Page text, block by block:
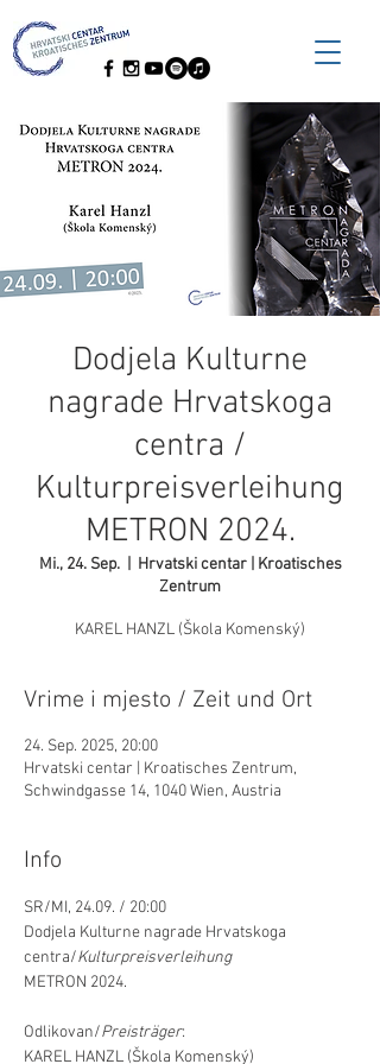
Dodjela Kulturne
nagrade Hrvatskoga
centra /
Kulturpreisverleihung
METRON 2024.
Mi., 24. Sep.
  |
Hrvatski centar | Kroatisches
Zentrum
KAREL HANZL (Škola Komenský)
Vrime i mjesto / Zeit und Ort
24. Sep. 2025, 20:00
Hrvatski centar | Kroatisches Zentrum,
Schwindgasse 14, 1040 Wien, Austria
Info
SR/MI, 24.09. / 20:00
Dodjela Kulturne nagrade Hrvatskoga
centra/Kulturpreisverleihung
METRON 2024.
Odlikovan/Preisträger:
KAREL HANZL (Škola Komenský)